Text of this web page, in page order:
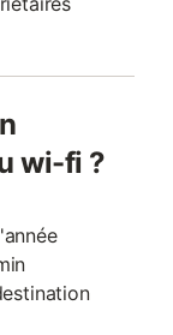
wi-fi ?